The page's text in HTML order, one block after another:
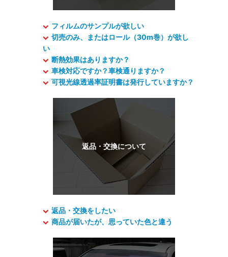
フィルムのサンプルが欲しい
切売のみ、またはロール（30m巻）が欲し
い
断熱効果はありますか？
車検対応ですか？車検通りますか？
可視光線透過率証明書は発行していますか？
返品・交換をしたい
商品が届いたが、思っていた色と違う